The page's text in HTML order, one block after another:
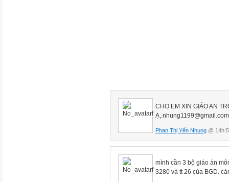
-Bảng phụ
III. CÁC HOẠT ĐỘNG DẠY -
NỘI DUNG
HS THƯ

I. Ổn định tổ chức (1’) :
CHO EM XIN GIÁO AN
Ạ,.nhung1199@gmail.com
Phan Thị Yến Nhung @
mình cần 3 bộ giáo án
3280 và tt 26 của BGD.